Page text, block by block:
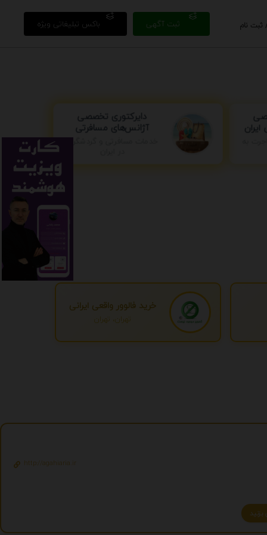
باکس تبلیغاتی ویژه ثبت آگهی نام
دایرکتوری تخصصی
آژانس‌های مسافرتی
خدمات مسافرتی و گردشگری
خرید فالوور واقعی ایرانی
تهران، تهران
http://agahiaria.ir